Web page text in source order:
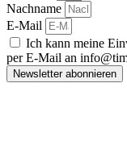
Nachname
E-Mail
Ich kann meine
per E-Mail an
Newsletter abonnieren